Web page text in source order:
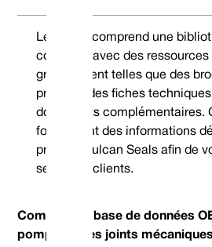
Le portail comprend une
complète avec des
gratuitement telles que des
produits, des fiches
documents complémentaires.
fournissent des informations
produits Vulcan Seals afin de
servir vos clients.
Comment la base de données
pompes et les joints